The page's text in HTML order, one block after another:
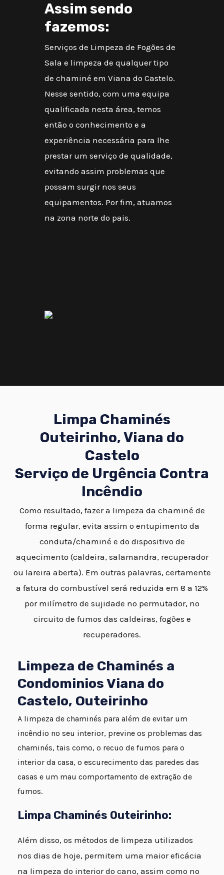
Assim sendo
fazemos:
Serviços de Limpeza de Fogões de
Sala e limpeza de qualquer tipo
de chaminé em Viana do Castelo.
Nesse sentido, com uma equipa
qualificada nesta área, temos
então o conhecimento e a
experiência necessária para lhe
prestar um serviço de qualidade,
evitando assim problemas que
possam surgir nos seus
equipamentos. Por fim, atuamos
na zona norte do pais.
Limpa Chaminés
Outeirinho, Viana do
Castelo
Serviço de Urgência Contra
Incêndio
Como resultado, fazer a limpeza da chaminé de
forma regular, evita assim o entupimento da
conduta/chaminé e do dispositivo de
aquecimento (caldeira, salamandra, recuperador
ou lareira aberta). Em outras palavras, certamente
a fatura do combustível será reduzida em 8 a 12%
por milímetro de sujidade no permutador, no
circuito de fumos das caldeiras, fogões e
recuperadores.
Limpeza de Chaminés a
Condominios Viana do
Castelo, Outeirinho
A limpeza de chaminés para além de evitar um
incêndio no seu interior, previne os problemas das
chaminés, tais como, o recuo de fumos para o
interior da casa, o escurecimento das paredes das
casas e um mau comportamento de extração de
fumos.
Limpa Chaminés Outeirinho:
Além disso, os métodos de limpeza utilizados
nos dias de hoje, permitem uma maior eficácia
na limpeza do interior do cano, assim como no